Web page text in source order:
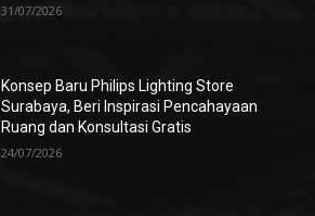
31/07/2026
Konsep Baru Philips Lighting Store
Surabaya, Beri Inspirasi Pencahayaan
Ruang dan Konsultasi Gratis
24/07/2026